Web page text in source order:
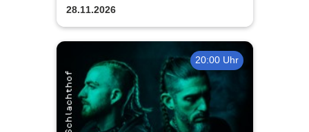
28.11.2026
20:00 Uhr